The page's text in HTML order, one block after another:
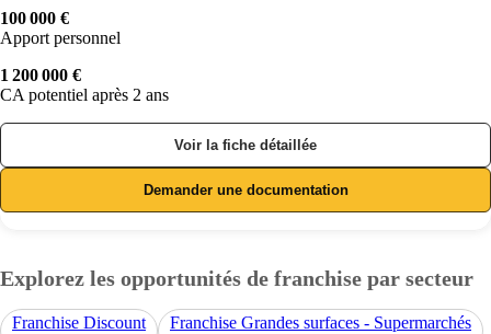
100 000 €
Apport personnel
1 200 000 €
CA potentiel après 2 ans
Voir la fiche détaillée
Demander une documentation
Explorez les opportunités de franchise par secteur
Franchise Discount Franchise Grandes surfaces - Supermarchés